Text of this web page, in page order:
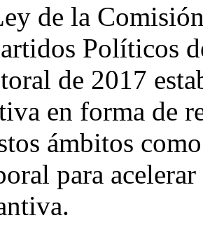
de la
Políticos
de 2017
en forma de
ámbitos
para